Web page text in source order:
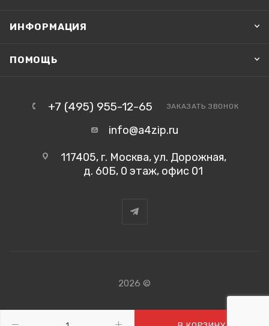
ИНФОРМАЦИЯ
ПОМОЩЬ
+7 (495) 955-12-65 ЗАКАЗАТЬ ЗВОНОК
info@a4zip.ru
117405, г. Москва, ул. Дорожная,
д. 60Б, 0 этаж, офис 01
2026 ©